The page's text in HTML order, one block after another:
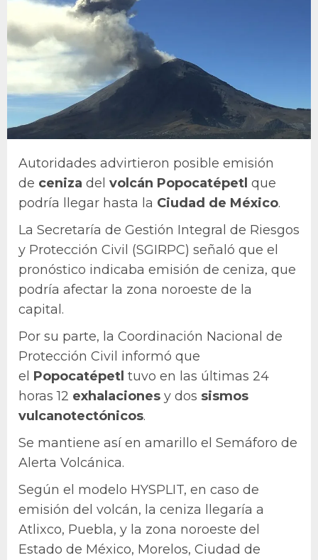
Autoridades advirtieron posible emisión
de ceniza del volcán Popocatépetl que
podría llegar hasta la Ciudad de México.
La Secretaría de Gestión Integral de Riesgos
y Protección Civil (SGIRPC) señaló que el
pronóstico indicaba emisión de ceniza, que
podría afectar la zona noroeste de la
capital.
Por su parte, la Coordinación Nacional de
Protección Civil informó que
el Popocatépetl tuvo en las últimas 24
horas 12 exhalaciones y dos sismos
vulcanotectónicos.
Se mantiene así en amarillo el Semáforo de
Alerta Volcánica.
Según el modelo HYSPLIT, en caso de
emisión del volcán, la ceniza llegaría a
Atlixco, Puebla, y la zona noroeste del
Estado de México, Morelos, Ciudad de